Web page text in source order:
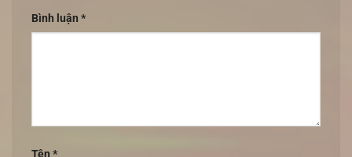
Bình luận *
Tên *